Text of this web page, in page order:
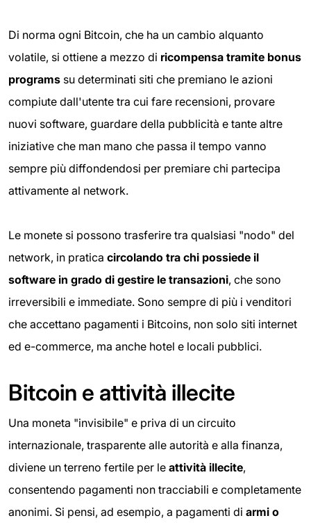
Di norma ogni Bitcoin, che ha un cambio alquanto
volatile, si ottiene a mezzo di ricompensa tramite bonus
programs su determinati siti che premiano le azioni
compiute dall'utente tra cui fare recensioni, provare
nuovi software, guardare della pubblicità e tante altre
iniziative che man mano che passa il tempo vanno
sempre più diffondendosi per premiare chi partecipa
attivamente al network.
Le monete si possono trasferire tra qualsiasi "nodo" del
network, in pratica circolando tra chi possiede il
software in grado di gestire le transazioni, che sono
irreversibili e immediate. Sono sempre di più i venditori
che accettano pagamenti i Bitcoins, non solo siti internet
ed e-commerce, ma anche hotel e locali pubblici.
Bitcoin e attività illecite
Una moneta "invisibile" e priva di un circuito
internazionale, trasparente alle autorità e alla finanza,
diviene un terreno fertile per le attività illecite,
consentendo pagamenti non tracciabili e completamente
anonimi. Si pensi, ad esempio, a pagamenti di armi o